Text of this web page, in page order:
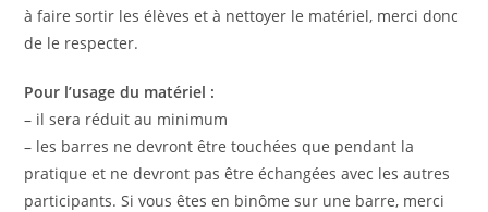
à faire sortir les élèves et à nettoyer le matériel, merci donc
de le respecter.
Pour l’usage du matériel :
– il sera réduit au minimum
– les barres ne devront être touchées que pendant la
pratique et ne devront pas être échangées avec les autres
participants. Si vous êtes en binôme sur une barre, merci